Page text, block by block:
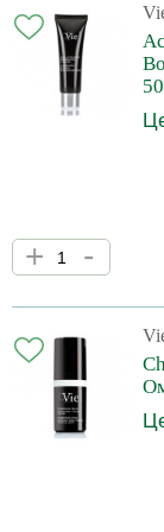
омолаживает,
выработку
черных точек. Эк
Крем специально
и
(химические
натурального
кожи удерживать
стимулируют
смягчает,
+ -